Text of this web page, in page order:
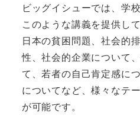
ビッグイシューでは、学
このような講義を提供して
日本の貧困問題、社会的
性、社会的企業について
て、若者の自己肯定感に
についてなど、様々なテ
が可能です。